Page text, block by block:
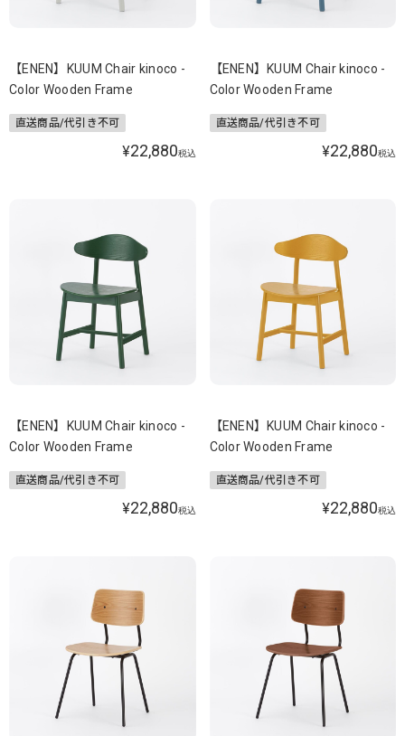
【ENEN】KUUM Chair kinoco -
Color Wooden Frame
直送商品/代引き不可
¥22,880税込
【ENEN】KUUM Chair kinoco -
Color Wooden Frame
直送商品/代引き不可
¥22,880税込
【ENEN】KUUM Chair kinoco -
Color Wooden Frame
直送商品/代引き不可
¥22,880税込
【ENEN】KUUM Chair kinoco -
Color Wooden Frame
直送商品/代引き不可
¥22,880税込